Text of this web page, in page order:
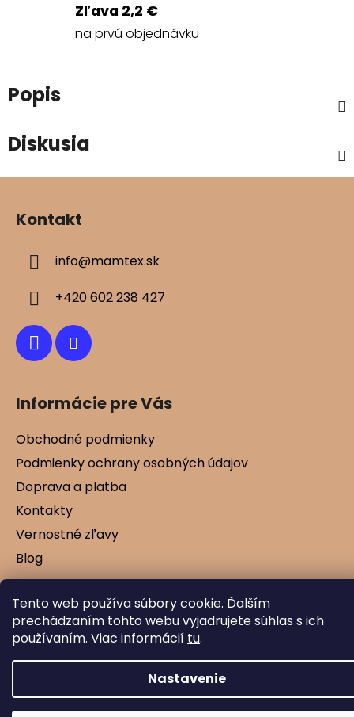
Tento web používa súbory cookie. Ďalším
prechádzaním tohto webu vyjadrujete súhlas s ich
používaním. Viac informácií tu.
Nastavenie
Zľava 2,2 €
na prvú objednávku
Popis
Diskusia
Z
Kontakt
info@mamtex.sk
+420 602 238 427
Informácie pre Vás
Obchodné podmienky
Podmienky ochrany osobných údajov
Doprava a platba
Kontakty
Vernostné zľavy
Blog
Vytvoril Shoptet
Copyright 2026Mamtex.sk
vyhradené.